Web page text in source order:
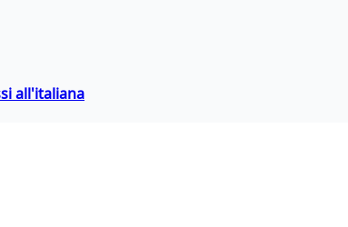
all'italiana